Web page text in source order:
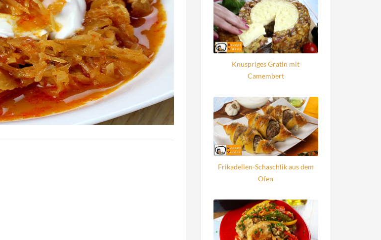
Knuspriges Gratin mit
Camembert
Frikadellen-Schaschlik aus dem
Ofen